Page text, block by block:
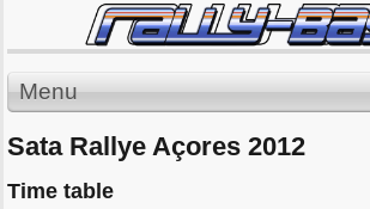
Menu
Sata Rallye Açores 2012
Time table